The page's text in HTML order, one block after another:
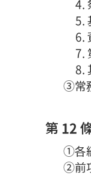
4.
5.
6.
7.
8.
③常
第 12
①各
②前